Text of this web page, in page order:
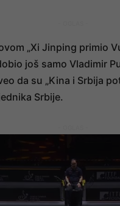
„Xi Jinping primio
još samo Vladimir
da su „Kina i Srbija
Srbije.